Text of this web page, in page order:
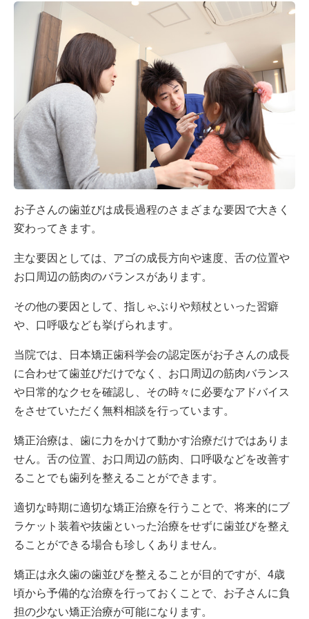
お子さんの歯並びは成長過程のさまざまな要因で大きく
変わってきます。
主な要因としては、アゴの成長方向や速度、舌の位置や
お口周辺の筋肉のバランスがあります。
その他の要因として、指しゃぶりや頬杖といった習癖
や、口呼吸なども挙げられます。
当院では、日本矯正歯科学会の認定医がお子さんの成長
に合わせて歯並びだけでなく、お口周辺の筋肉バランス
や日常的なクセを確認し、その時々に必要なアドバイス
をさせていただく無料相談を行っています。
矯正治療は、歯に力をかけて動かす治療だけではありま
せん。舌の位置、お口周辺の筋肉、口呼吸などを改善す
ることでも歯列を整えることができます。
適切な時期に適切な矯正治療を行うことで、将来的にブ
ラケット装着や抜歯といった治療をせずに歯並びを整え
ることができる場合も珍しくありません。
矯正は永久歯の歯並びを整えることが目的ですが、4歳
頃から予備的な治療を行っておくことで、お子さんに負
担の少ない矯正治療が可能になります。